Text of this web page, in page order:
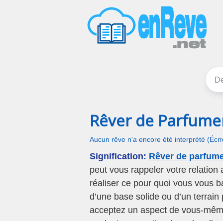
Rêver de
Aucun rêve n'a encore été interprété
Signification: Rêver de
peut vous rappeler votre relation
réaliser ce pour quoi vous vous
d’une base solide ou d’un
acceptez un aspect de vous-